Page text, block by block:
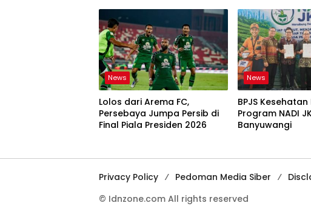
News
Lolos dari Arema FC,
Persebaya Jumpa Persib di
Final Piala Presiden 2026
News
BPJS
Program NADI
Banyuwangi
Privacy Policy Pedoman Media Siber
© Idnzone.com All rights reserved